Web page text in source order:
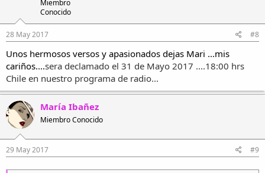
Miembro
Conocido
28 May 2017 #8
Unos hermosos versos y apasionados dejas Mari ...mis
cariños....sera declamado el 31 de Mayo 2017 ....18:00 hrs
Chile en nuestro programa de radio...
María Ibañez
Miembro Conocido
29 May 2017 #9